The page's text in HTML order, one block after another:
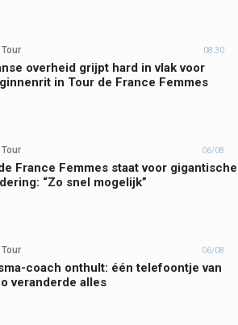
08:30
overheid grijpt hard in vlak voor
in Tour de France Femmes
06/08
France Femmes staat voor gigantische
“Zo snel mogelijk”
06/08
coach onthult: één telefoontje van
veranderde alles